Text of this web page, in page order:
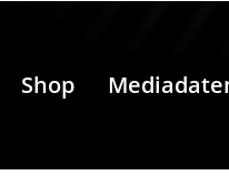
Shop